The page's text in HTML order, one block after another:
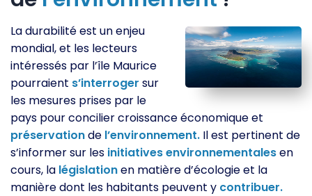
La durabilité est un enjeu
mondial, et les lecteurs
intéressés par l’île Maurice
pourraient s’interroger sur
les mesures prises par le
pays pour concilier croissance économique et
préservationde l’environnement. Il est pertinent de
s’informer sur les initiativesenvironnementalesen
cours, la législationen matière d’écologie et la
manière dont les habitants peuvent y contribuer.